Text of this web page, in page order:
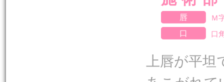
唇
Ｍ
口
口
上唇が平